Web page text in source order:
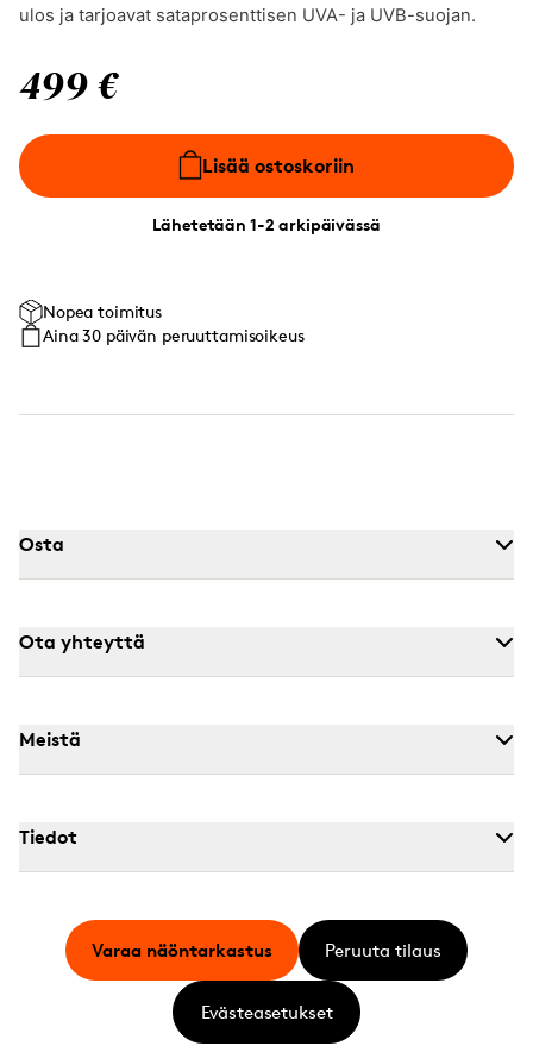
ulos ja tarjoavat sataprosenttisen UVA- ja UVB-suojan.
499 €
Lisää ostoskoriin
Lähetetään 1-2 arkipäivässä
Nopea toimitus
Aina 30 päivän peruuttamisoikeus
Osta
Ota yhteyttä
Meistä
Tiedot
Varaa näöntarkastus Peruuta tilaus
Evästeasetukset